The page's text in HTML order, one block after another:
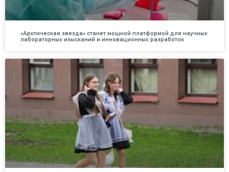
«Арктическая звезда» станет мощной платформой для научных
лабораторных изысканий и инновационных разработок